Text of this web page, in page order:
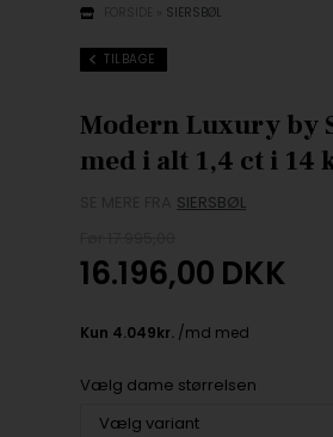
SIERSBØL
TILBAGE
Modern Luxury by
med i alt 1,4 ct i 14
SIERSBØL
16.196,00 DKK
Vælg dame størrelsen